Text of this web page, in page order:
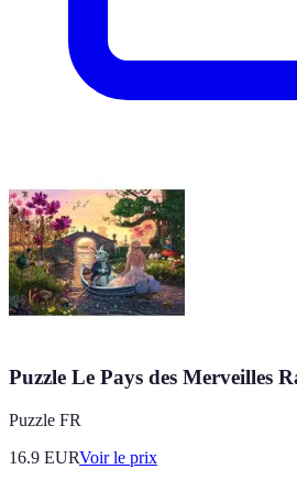
Puzzle Le Pays des Merveilles
Puzzle FR
16.9 EURVoir le prix